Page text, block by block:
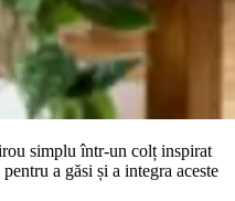
simplu într-un colț inspirat
a găsi și a integra aceste